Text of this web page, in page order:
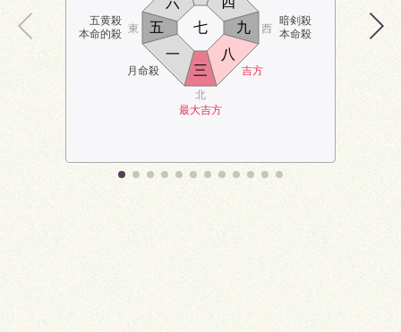
五黄殺
本命的殺
暗剣殺
本命殺
月命殺
最大吉方
吉方
北
東 西
三
五
七
八
九
一